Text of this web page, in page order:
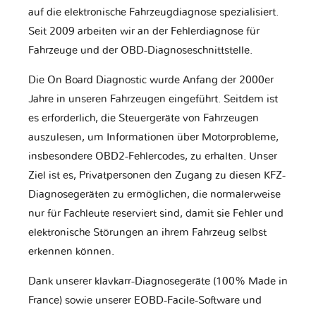
auf die elektronische Fahrzeugdiagnose spezialisiert.
Seit 2009 arbeiten wir an der Fehlerdiagnose für
Fahrzeuge und der OBD-Diagnoseschnittstelle.
Die On Board Diagnostic wurde Anfang der 2000er
Jahre in unseren Fahrzeugen eingeführt. Seitdem ist
es erforderlich, die Steuergeräte von Fahrzeugen
auszulesen, um Informationen über Motorprobleme,
insbesondere OBD2-Fehlercodes, zu erhalten. Unser
Ziel ist es, Privatpersonen den Zugang zu diesen KFZ-
Diagnosegeräten zu ermöglichen, die normalerweise
nur für Fachleute reserviert sind, damit sie Fehler und
elektronische Störungen an ihrem Fahrzeug selbst
erkennen können.
Dank unserer klavkarr-Diagnosegeräte (100% Made in
France) sowie unserer EOBD-Facile-Software und